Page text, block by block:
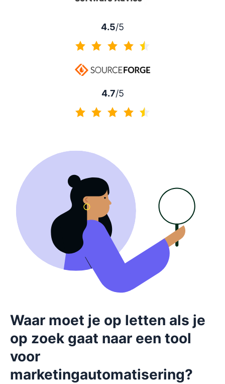
4.5/5
4.7/5
Waar moet je op letten als je
op zoek gaat naar een tool
voor
marketingautomatisering?